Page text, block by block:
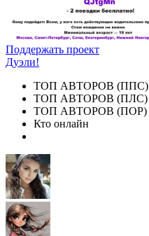
Поддержать проект
Дуэли!
ТОП АВТОРОВ (ППС)
ТОП АВТОРОВ (ПЛС)
ТОП АВТОРОВ (ПОР)
Кто онлайн